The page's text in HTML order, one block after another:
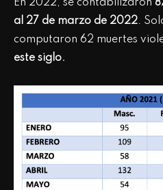
En 2022, se contabilizaron
al 27 de marzo de 2022.
computaron 62 muertes
este siglo.